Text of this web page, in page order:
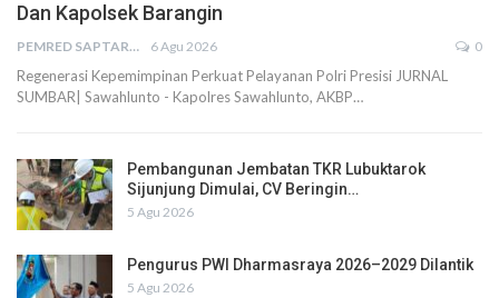
Dan Kapolsek Barangin
PEMRED SAPTARIUS 6 Agu 2026 0
Regenerasi Kepemimpinan Perkuat Pelayanan Polri Presisi JURNAL
SUMBAR| Sawahlunto - Kapolres Sawahlunto, AKBP…
Pembangunan Jembatan TKR Lubuktarok
Sijunjung Dimulai, CV Beringin…
5 Agu 2026
Pengurus PWI Dharmasraya 2026–2029 Dilantik
5 Agu 2026